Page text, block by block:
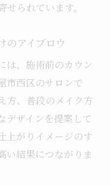
られています。
アイブロウ
は、施術前のカウン
市西区のサロンで
方、普段のメイク方
デザインを提案して
上がりイメージのす
い結果につながりま